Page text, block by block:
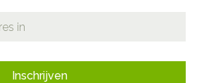
Inschrijven